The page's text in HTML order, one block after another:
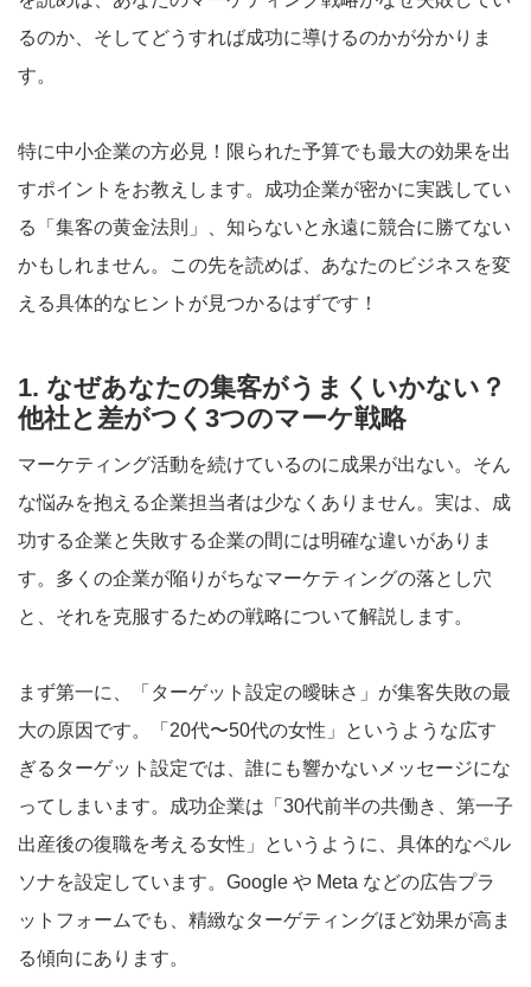
るのか、そしてどうすれば成功に導けるのかが分かりま
す。
特に中小企業の方必見！限られた予算でも最大の効果を出
すポイントをお教えします。成功企業が密かに実践してい
る「集客の黄金法則」、知らないと永遠に競合に勝てない
かもしれません。この先を読めば、あなたのビジネスを変
える具体的なヒントが見つかるはずです！
1. なぜあなたの集客がうまくいかない？
他社と差がつく3つのマーケ戦略
マーケティング活動を続けているのに成果が出ない。そん
な悩みを抱える企業担当者は少なくありません。実は、成
功する企業と失敗する企業の間には明確な違いがありま
す。多くの企業が陥りがちなマーケティングの落とし穴
と、それを克服するための戦略について解説します。
まず第一に、「ターゲット設定の曖昧さ」が集客失敗の最
大の原因です。「20代〜50代の女性」というような広す
ぎるターゲット設定では、誰にも響かないメッセージにな
ってしまいます。成功企業は「30代前半の共働き、第一子
出産後の復職を考える女性」というように、具体的なペル
ソナを設定しています。Google や Meta などの広告プラ
ットフォームでも、精緻なターゲティングほど効果が高ま
る傾向にあります。